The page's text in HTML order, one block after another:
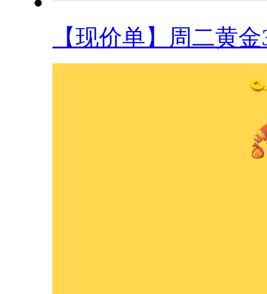
【现价单】周二黄金